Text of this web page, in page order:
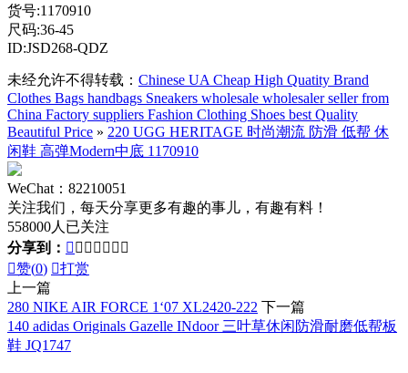
货号:1170910
尺码:36-45
ID:JSD268-QDZ
未经允许不得转载： Chinese UA Cheap High Quatity Brand
Clothes Bags handbags Sneakers wholesale wholesaler seller from
China Factory suppliers Fashion Clothing Shoes best Quality
Beautiful Price » 220 UGG HERITAGE 时尚潮流 防滑 低帮 休
闲鞋 高弹Modern中底 1170910
WeChat：82210051
关注我们，每天分享更多有趣的事儿，有趣有料！
558000人已关注
分享到：       
赞(0) 打赏
上一篇
280 NIKE AIR FORCE 1‘07 XL2420-222 下一篇
140 adidas Originals Gazelle INdoor 三叶草休闲防滑耐磨低帮板
鞋 JQ1747